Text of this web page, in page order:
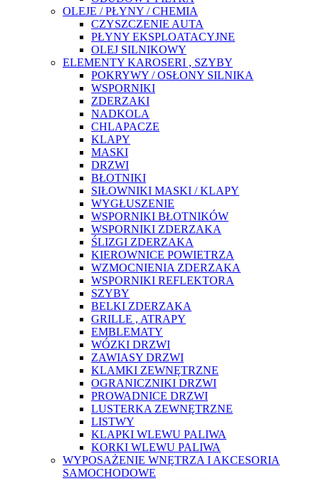
OLEJE / PŁYNY / CHEMIA
CZYSZCZENIE AUTA
PŁYNY EKSPLOATACYJNE
OLEJ SILNIKOWY
ELEMENTY KAROSERI , SZYBY
POKRYWY / OSŁONY SILNIKA
WSPORNIKI
ZDERZAKI
NADKOLA
CHLAPACZE
KLAPY
MASKI
DRZWI
BŁOTNIKI
SIŁOWNIKI MASKI / KLAPY
WYGŁUSZENIE
WSPORNIKI BŁOTNIKÓW
WSPORNIKI ZDERZAKA
ŚLIZGI ZDERZAKA
KIEROWNICE POWIETRZA
WZMOCNIENIA ZDERZAKA
WSPORNIKI REFLEKTORA
SZYBY
BELKI ZDERZAKA
GRILLE , ATRAPY
EMBLEMATY
WÓZKI DRZWI
ZAWIASY DRZWI
KLAMKI ZEWNĘTRZNE
OGRANICZNIKI DRZWI
PROWADNICE DRZWI
LUSTERKA ZEWNĘTRZNE
LISTWY
KLAPKI WLEWU PALIWA
KORKI WLEWU PALIWA
WYPOSAŻENIE WNĘTRZA I AKCESORIA
SAMOCHODOWE